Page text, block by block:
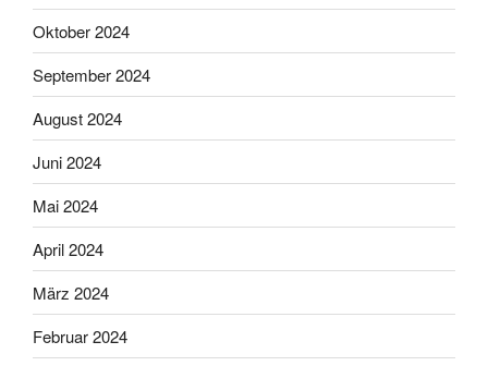
Oktober 2024
September 2024
August 2024
Juni 2024
Mai 2024
April 2024
März 2024
Februar 2024